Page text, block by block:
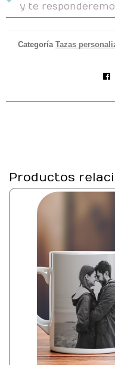
y te
Categoría Tazas
Productos